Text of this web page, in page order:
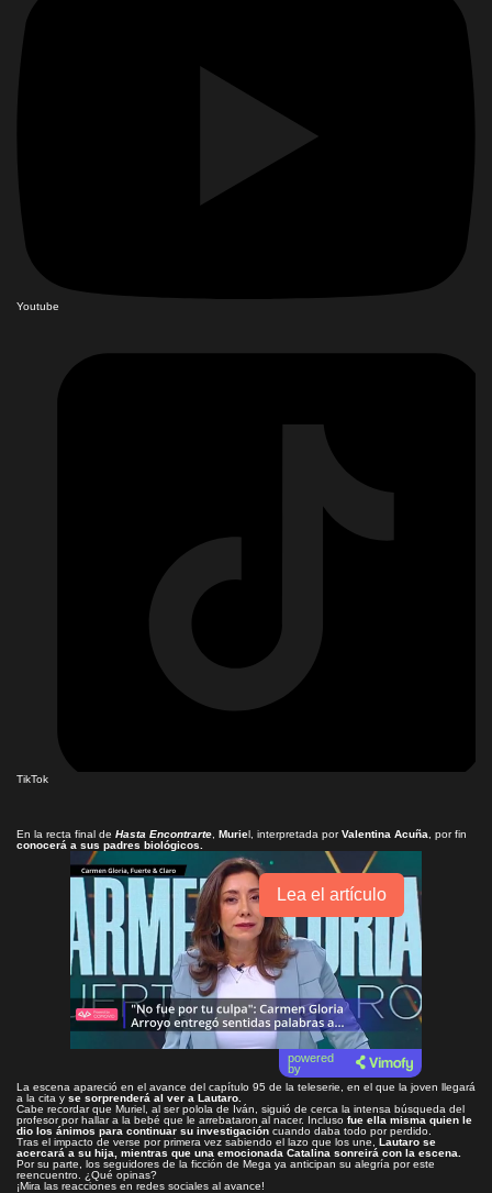
Youtube
TikTok
En la recta final de Hasta Encontrarte Muriel, interpretada porValentina Acuña , por fin
conocerá a sus padres biológicos.
Lea el artículo
powered
by
La escena apareció en el avance del capítulo 95 de la teleserie , en el que la joven llegará
a la cita y se sorprenderá al ver a Lautaro.
Cabe recordar que Muriel, al ser polola de Iván, siguió de cerca la intensa búsqueda del
profesor por hallar a la bebé que le arrebataron al nacer. Incluso fue ella misma quien le
dio los ánimos para continuar su investigación cuando daba todo por perdido.
Tras el impacto de verse por primera vez sabiendo el lazo que los une, Lautaro se
acercará a su hija, mientras que una emocionada Catalina sonreirá con la escena.
Por su parte, los seguidores de la ficción de Mega ya anticipan su alegría por este
reencuentro. ¿Qué opinas?
¡Mira las reacciones en redes sociales al avance!